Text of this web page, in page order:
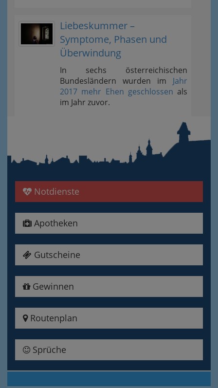
Liebeskummer –
Symptome, Phasen und
Überwindung
In sechs österreichischen
Bundesländern wurden im Jahr
2017 mehr Ehen geschlossen als
im Jahr zuvor.
Notdienste
Apotheken
Gutscheine
Gewinnen
Routenplan
Sprüche